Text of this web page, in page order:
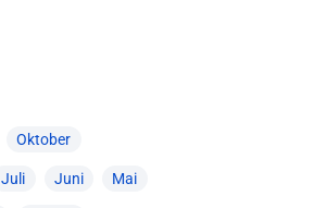
Oktober
Juli Juni Mai